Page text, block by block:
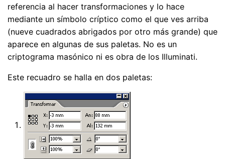
referencia al hacer transformaciones y lo hace
mediante un símbolo críptico como el que ves arriba
(nueve cuadrados abrigados por otro más grande) que
aparece en algunas de sus paletas. No es un
criptograma masónico ni es obra de los Illuminati.
Este recuadro se halla en dos paletas: